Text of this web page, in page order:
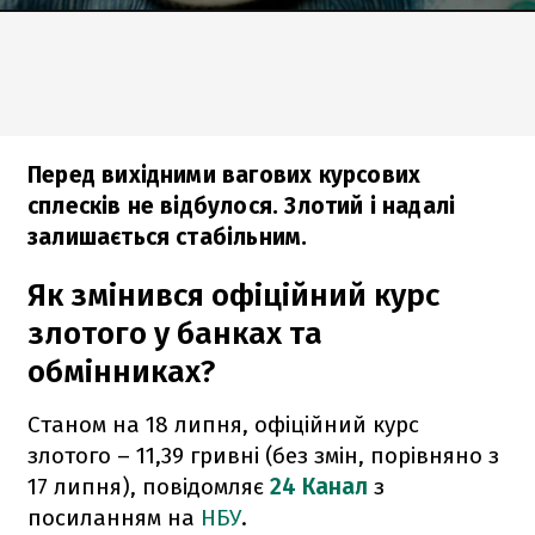
Перед вихідними вагових курсових
сплесків не відбулося. Злотий і надалі
залишається стабільним.
Як змінився офіційний курс
злотого у банках та
обмінниках?
Станом на 18 липня, офіційний курс
злотого – 11,39 гривні (без змін, порівняно з
17 липня), повідомляє 24 Канал з
посиланням на НБУ.